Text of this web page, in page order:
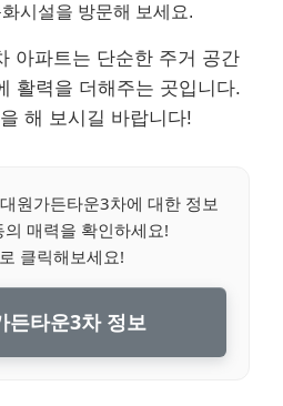
시설을 방문해 보세요.
아파트는 단순한 주거 공간
활력을 더해주는 곳입니다.
해 보시길 바랍니다!
대원가든타운3차에 대한 정보
매력을 확인하세요!
클릭해보세요!
든타운3차 정보